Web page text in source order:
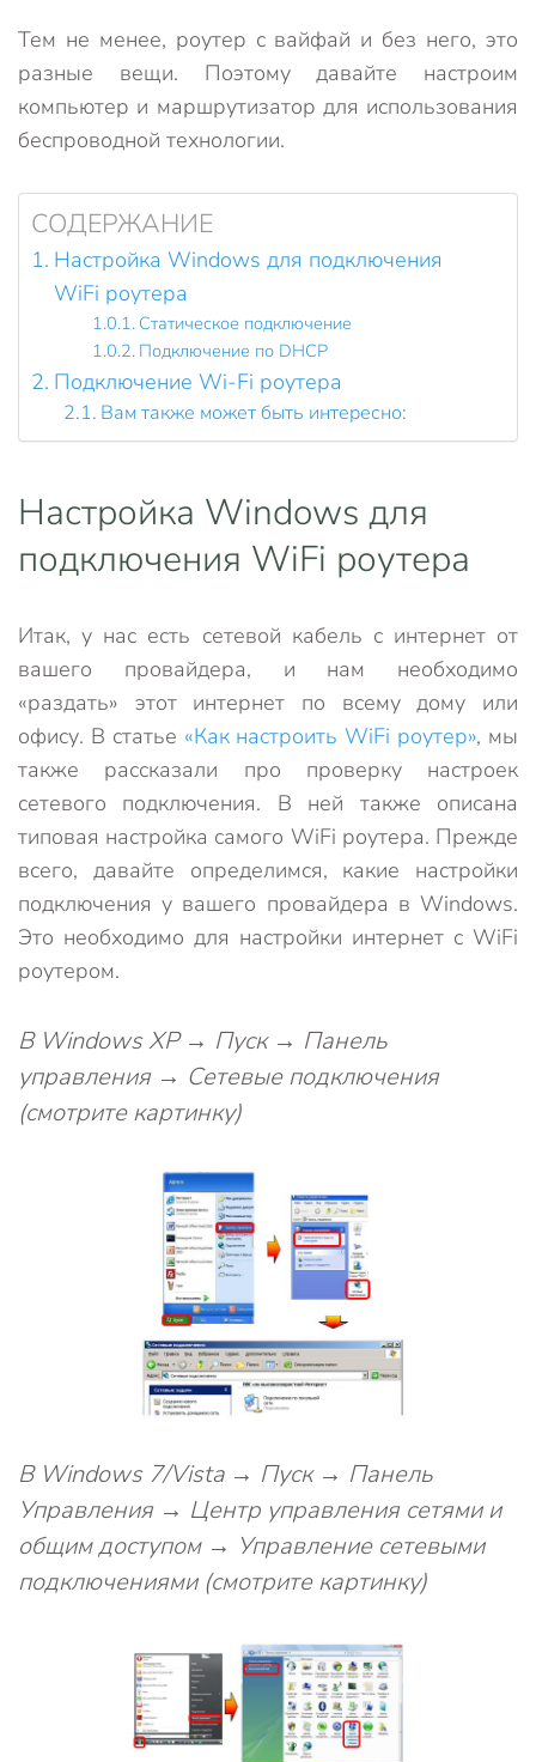
Тем не менее, роутер с вайфай и без него, это
разные вещи. Поэтому давайте настроим
компьютер и маршрутизатор для использования
беспроводной технологии.
СОДЕРЖАНИЕ
Настройка Windows для подключения
WiFi роутера
Статическое подключение
Подключение по DHCP
Подключение Wi-Fi роутера
Вам также может быть интересно:
Настройка Windows для
подключения WiFi роутера
Итак, у нас есть сетевой кабель с интернет от
вашего провайдера, и нам необходимо
«раздать» этот интернет по всему дому или
офису. В статье «Как настроить WiFi роутер», мы
также рассказали про проверку настроек
сетевого подключения. В ней также описана
типовая настройка самого WiFi роутера. Прежде
всего, давайте определимся, какие настройки
подключения у вашего провайдера в Windows.
Это необходимо для настройки интернет с WiFi
роутером.
В Windows XP → Пуск → Панель
управления → Сетевые подключения
(смотрите картинку)
В Windows 7/Vista → Пуск → Панель
Управления → Центр управления сетями и
общим доступом → Управление сетевыми
подключениями (смотрите картинку)